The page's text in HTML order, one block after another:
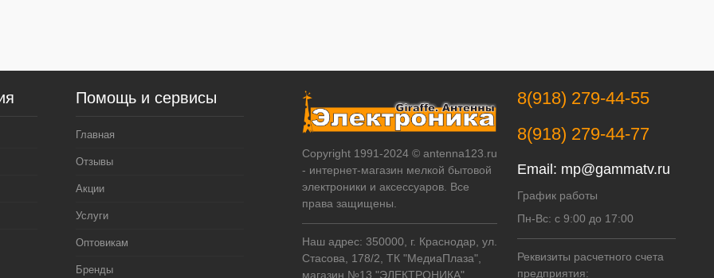
Помощь и сервисы
Главная
Отзывы
Акции
Услуги
Оптовикам
Бренды
Copyright 1991-2024 © antenna123.ru
- интернет-магазин мелкой бытовой
электроники и аксессуаров. Все
права защищены.
Наш адрес: 350000, г. Краснодар, ул.
Стасова, 178/2, ТК "МедиаПлаза",
магазин №13 "ЭЛЕКТРОНИКА"
8(918) 279-44-55
8(918) 279-44-77
Email: mp@gammatv.ru
График работы
Пн-Вс: с 9:00 до 17:00
Реквизиты расчетного счета
предприятия: